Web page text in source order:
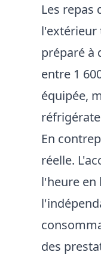
Les
l'extérieur
préparé à
entre 1
équipée,
En
réelle.
l'heure en
des